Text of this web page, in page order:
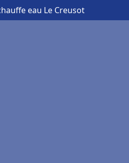
eau Le Creusot